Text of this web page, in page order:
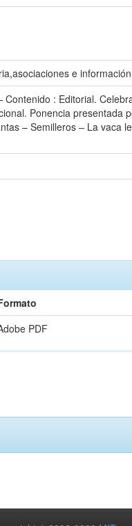
e
: Editorial.
Ponencia presentada
– Semilleros – La vaca
PDF